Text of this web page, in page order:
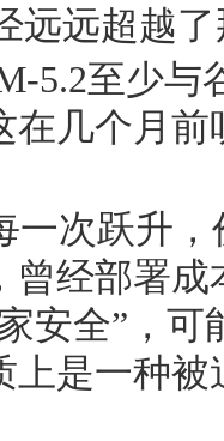
远远超越
5.2至少
几个月前
一次跃升
曾经部署
安全”，
上是一种